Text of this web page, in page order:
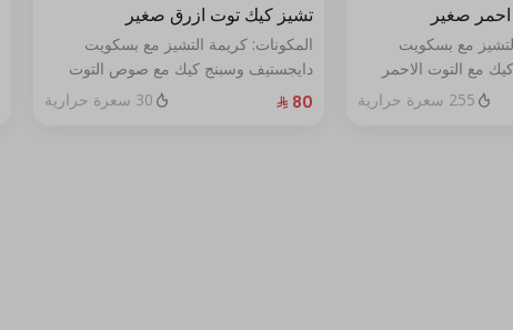
صغير
مع بسكويت
مع التوت الاحمر
255 سعرة حرارية
تشيز كيك توت ازرق صغير
المكونات: كريمة التشيز مع بسكويت
دايجستيف وسبنج كيك مع صوص التوت
الأزرق الطازج الحجم:صغير يكفي٧شخص
30 سعرة حرارية